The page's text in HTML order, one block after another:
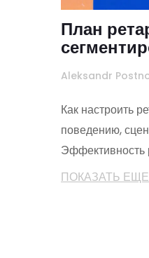
План
сценарии
Aleksandr
Как настроить
поведению,
Эффективность
ПОКАЗАТЬ ЕЩЕ